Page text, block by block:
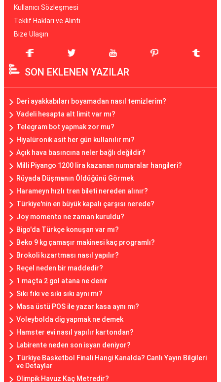
Kullanıcı Sözleşmesi
Teklif Hakları ve Alıntı
Bize Ulaşın
SON EKLENEN YAZILAR
Deri ayakkabıları boyamadan nasıl temizlerim?
Vadeli hesapta alt limit var mı?
Telegram bot yapmak zor mu?
Hiyalüronik asit her gün kullanılır mı?
Açık hava basıncına neler bağlı değildir?
Milli Piyango 1200 lira kazanan numaralar hangileri?
Rüyada Düşmanın Öldüğünü Görmek
Harameyn hızlı tren bileti nereden alınır?
Türkiye'nin en büyük kapalı çarşısı nerede?
Joy momento ne zaman kuruldu?
Bigo'da Türkçe konuşan var mı?
Beko 9 kg çamaşır makinesi kaç programlı?
Brokoli kızartması nasıl yapılır?
Reçel neden bir maddedir?
1 maçta 2 gol atana ne denir
Sıkı fıkı ve sıkı sıkı aynı mı?
Masa üstü POS ile yazar kasa aynı mı?
Voleybolda dig yapmak ne demek
Hamster evi nasıl yapılır kartondan?
Labirente neden son isyan deniyor?
Türkiye Basketbol Finali Hangi Kanalda? Canlı Yayın Bilgileri
ve Detaylar
Olimpik Havuz Kaç Metredir?